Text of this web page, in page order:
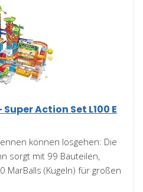
Action Set L100 E
können losgehen: Die
sorgt mit 99 Bauteilen,
MarBalls (Kugeln) für großen